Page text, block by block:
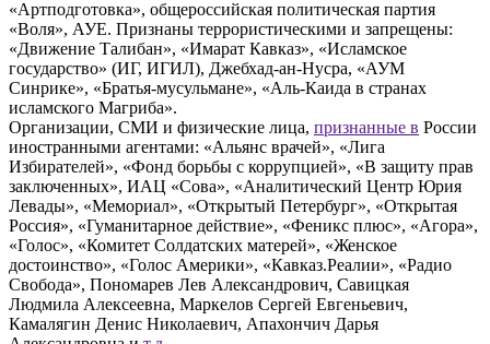
«Артподготовка», общероссийская политическая партия
«Воля», АУЕ. Признаны террористическими и запрещены:
«Движение Талибан», «Имарат Кавказ», «Исламское
государство» (ИГ, ИГИЛ), Джебхад-ан-Нусра, «АУМ
Синрике», «Братья-мусульмане», «Аль-Каида в странах
исламского Магриба».
Организации, СМИ и физические лица, признанные в России
иностранными агентами: «Альянс врачей», «Лига
Избирателей», «Фонд борьбы с коррупцией», «В защиту прав
заключенных», ИАЦ «Сова», «Аналитический Центр Юрия
Левады», «Мемориал», «Открытый Петербург», «Открытая
Россия», «Гуманитарное действие», «Феникс плюс», «Агора»,
«Голос», «Комитет Солдатских матерей», «Женское
достоинство», «Голос Америки», «Кавказ.Реалии», «Радио
Свобода», Пономарев Лев Александрович, Савицкая
Людмила Алексеевна, Маркелов Сергей Евгеньевич,
Камалягин Денис Николаевич, Апахончич Дарья